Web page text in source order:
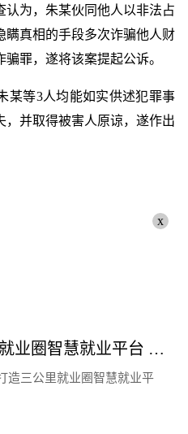
为，朱某伙同他人以非法占
瞒真相的手段多次诈骗他人财
罪，遂将该案提起公诉。
等3人均能如实供述犯罪事
，并取得被害人原谅，遂作出
x
宣城郎溪打造“三公里”就业圈智慧就业平台 为居民提供就业岗位
造三公里就业圈智慧就业平